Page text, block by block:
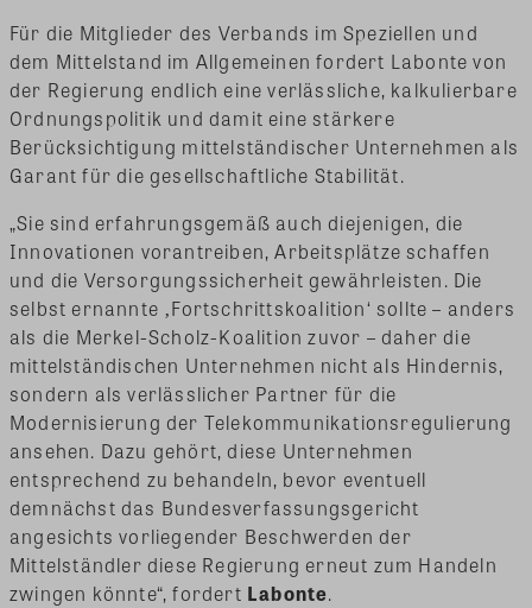
Für die Mitglieder des Verbands im Speziellen und
dem Mittelstand im Allgemeinen fordert Labonte von
der Regierung endlich eine verlässliche, kalkulierbare
Ordnungspolitik und damit eine stärkere
Berücksichtigung mittelständischer Unternehmen als
Garant für die gesellschaftliche Stabilität.
„Sie sind erfahrungsgemäß auch diejenigen, die
Innovationen vorantreiben, Arbeitsplätze schaffen
und die Versorgungssicherheit gewährleisten. Die
selbst ernannte ‚Fortschrittskoalition‘ sollte – anders
als die Merkel-Scholz-Koalition zuvor – daher die
mittelständischen Unternehmen nicht als Hindernis,
sondern als verlässlicher Partner für die
Modernisierung der Telekommunikationsregulierung
ansehen. Dazu gehört, diese Unternehmen
entsprechend zu behandeln, bevor eventuell
demnächst das Bundesverfassungsgericht
angesichts vorliegender Beschwerden der
Mittelständler diese Regierung erneut zum Handeln
zwingen könnte“, fordert Labonte.